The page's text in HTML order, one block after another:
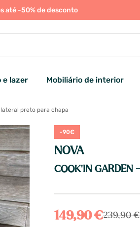
até -50% de desconto
e lazer Mobiliário de interior
lateral preto para chapa
-90€
NOVA
COOK'IN GARDEN
149,90 €239,90 €